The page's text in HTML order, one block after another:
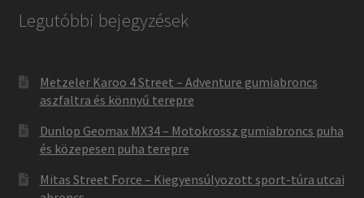
Legutóbbi bejegyzések
Metzeler Karoo 4 Street – Adventure gumiabroncs
aszfaltra és könnyű terepre
Dunlop Geomax MX34 – Motokrossz gumiabroncs puha
és közepesen puha terepre
Mitas Street Force – Kiegyensúlyozott sport-túra utcai